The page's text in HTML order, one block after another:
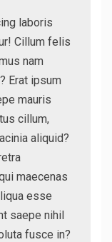
laboris
Cillum felis
nam
Erat ipsum
mauris
cillum,
aliquid?
maecenas
esse
saepe nihil
fusce in?